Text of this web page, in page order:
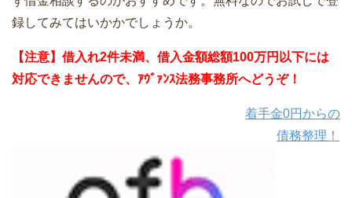
録してみてはいかかでしょうか。
【注意】借入れ2件未満、借入金額総額100万円以下には
対応できませんので、ｱｳﾞｧﾝｽ法務事務所へどうぞ！
着手金0円からの
債務整理！